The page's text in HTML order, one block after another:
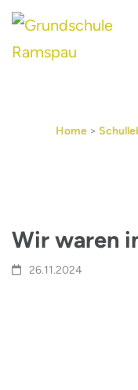
Home >
Wir waren
26.11.2024